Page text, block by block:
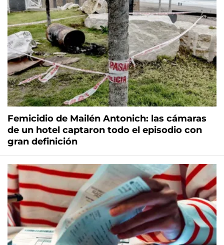
Femicidio de Mailén Antonich: las cámaras
de un hotel captaron todo el episodio con
gran definición